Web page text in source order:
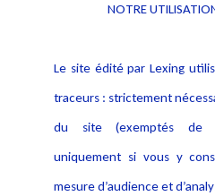
Alerte professionnelle
Déclaration d'accessibilité
Notice Légale
Politique de protection des
données
NOTRE
Le site édité par Lexing
traceurs : strictement
du site (exemptés de
uniquement si vous y
mesure d’audience et